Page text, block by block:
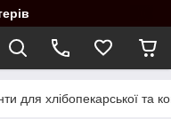
для хлібопекарської та